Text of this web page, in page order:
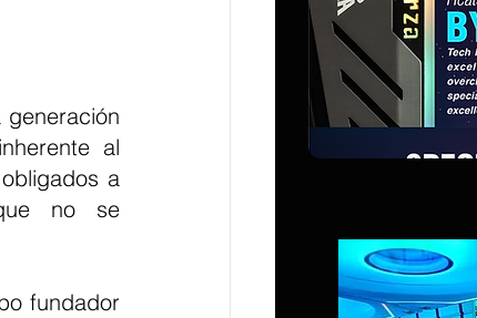
al
a
no se
fundador